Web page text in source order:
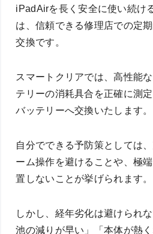
iPadAirを長く安全に使い続け
は、信頼できる修理店での定
交換です。
スマートクリアでは、高性能
テリーの消耗具合を正確に測
バッテリーへ交換いたします。
自分でできる予防策としては
ーム操作を避けることや、極
置しないことが挙げられます。
しかし、経年劣化は避けられ
池の減りが早い」「本体が熱